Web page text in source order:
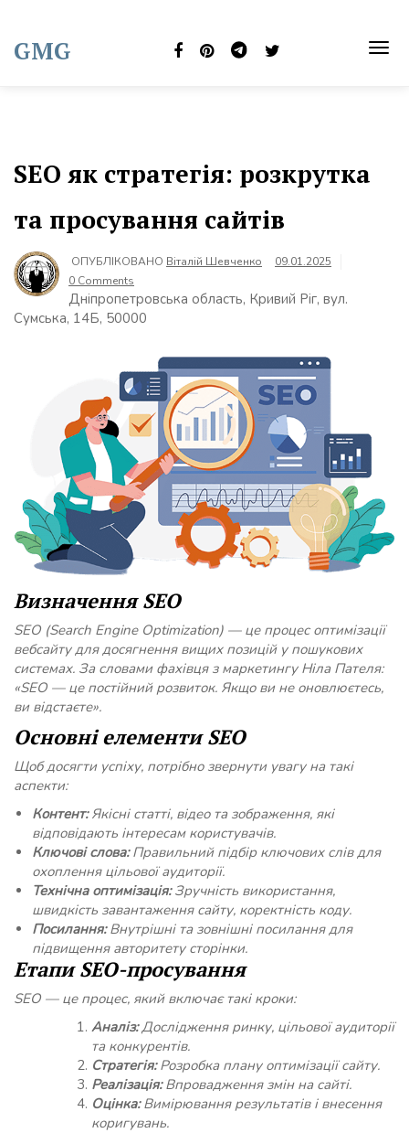
content
GMG
SEO як стратегія: розкрутка
та просування сайтів
ОПУБЛІКОВАНО Віталій Шевченко
09.01.2025
0 Comments
Дніпропетровська область, Кривий Ріг, вул.
Сумська, 14Б, 50000
Визначення SEO
SEO (Search Engine Optimization) — це процес оптимізації
вебсайту для досягнення вищих позицій у пошукових
системах. За словами фахівця з маркетингу Ніла Пателя:
«SEO — це постійний розвиток. Якщо ви не оновлюєтесь,
ви відстаєте».
Основні елементи SEO
Щоб досягти успіху, потрібно звернути увагу на такі
аспекти:
Контент:Якісні статті, відео та зображення, які
відповідають інтересам користувачів.
Ключові слова:Правильний підбір ключових слів для
охоплення цільової аудиторії.
Технічна оптимізація:Зручність використання,
швидкість завантаження сайту, коректність коду.
Посилання:Внутрішні та зовнішні посилання для
підвищення авторитету сторінки.
Етапи SEO-просування
SEO — це процес, який включає такі кроки:
Аналіз:Дослідження ринку, цільової аудиторії
та конкурентів.
Стратегія:Розробка плану оптимізації сайту.
Реалізація:Впровадження змін на сайті.
Оцінка:Вимірювання результатів і внесення
коригувань.